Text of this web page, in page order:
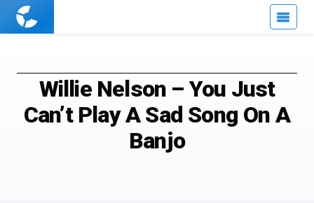
Cuaderno
Willie Nelson – You Just
Can’t Play A Sad Song On A
Banjo